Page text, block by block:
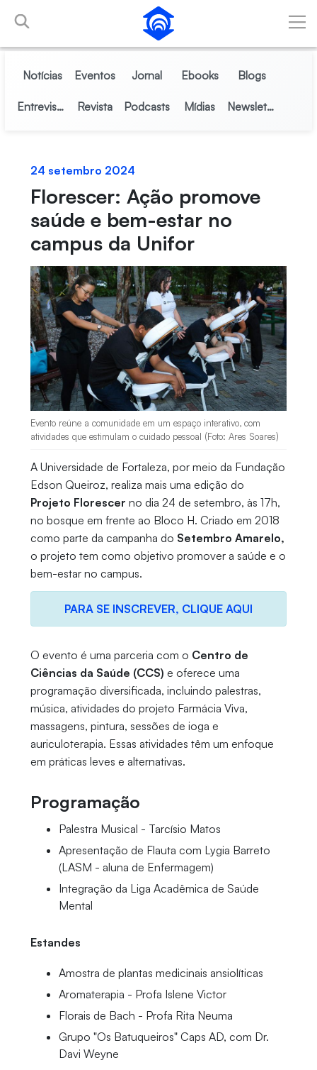
Pular para o Conteúdo principal
Notícias Eventos Jornal Ebooks Blogs
Entrevistas Revista Podcasts Mídias Newsletter
24 setembro 2024
Florescer: Ação promove
saúde e bem-estar no
campus da Unifor
Evento reúne a comunidade em um espaço interativo, com
atividades que estimulam o cuidado pessoal (Foto: Ares Soares)
A Universidade de Fortaleza, por meio da Fundação
Edson Queiroz, realiza mais uma edição do
Projeto Florescer no dia 24 de setembro, às 17h,
no bosque em frente ao Bloco H. Criado em 2018
como parte da campanha do Setembro Amarelo,
o projeto tem como objetivo promover a saúde e o
bem-estar no campus.
PARA SE INSCREVER, CLIQUE AQUI
O evento é uma parceria com o Centro de
Ciências da Saúde (CCS) e oferece uma
programação diversificada, incluindo palestras,
música, atividades do projeto Farmácia Viva,
massagens, pintura, sessões de ioga e
auriculoterapia. Essas atividades têm um enfoque
em práticas leves e alternativas.
Programação
Palestra Musical - Tarcísio Matos
Apresentação de Flauta com Lygia Barreto
(LASM - aluna de Enfermagem)
Integração da Liga Acadêmica de Saúde
Mental
Estandes
Amostra de plantas medicinais ansiolíticas
Aromaterapia - Profa Islene Victor
Florais de Bach - Profa Rita Neuma
Grupo "Os Batuqueiros" Caps AD, com Dr.
Davi Weyne